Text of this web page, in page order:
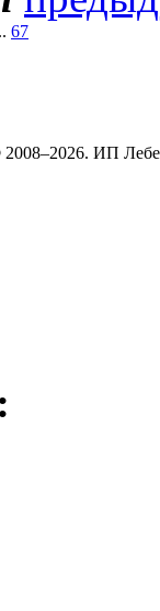
67
ИП